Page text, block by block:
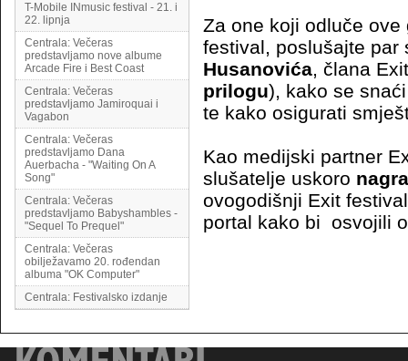
T-Mobile INmusic festival - 21. i
22. lipnja
Centrala: Večeras
predstavljamo nove albume
Arcade Fire i Best Coast
Centrala: Večeras
predstavljamo Jamiroquai i
Vagabon
Centrala: Večeras
predstavljamo Dana
Auerbacha - "Waiting On A
Song"
Centrala: Večeras
predstavljamo Babyshambles -
"Sequel To Prequel"
Centrala: Večeras
obilježavamo 20. rođendan
albuma "OK Computer"
Centrala: Festivalsko izdanje
Za one koji odluče
festival, poslušajte
Husanovića, člana
prilogu), kako se
te kako osigurati
Kao medijski partner
slušatelje uskoro
ovogodišnji Exit
portal kako bi osvojili